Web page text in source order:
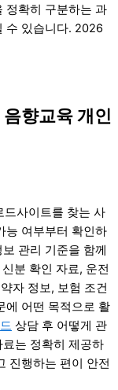
정확히 구분하는 과
수 있습니다. 2026
향교육 개인
사이트를 찾는 사
능 여부부터 확인하
관리 기준을 함께
분 확인 자료, 운전
자 정보, 보험 조건
에 어떤 목적으로 활
상담 후 어떻게 관
는 정확히 제공하
진행하는 편이 안전